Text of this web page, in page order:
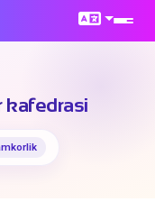
kafedrasi